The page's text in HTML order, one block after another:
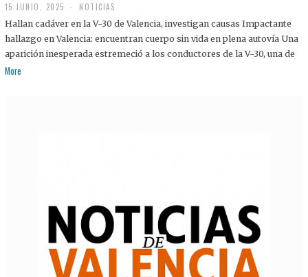
15 JUNIO, 2025 NOTICIAS
Hallan cadáver en la V-30 de Valencia, investigan causas Impactante
hallazgo en Valencia: encuentran cuerpo sin vida en plena autovía Una
aparición inesperada estremeció a los conductores de la V-30, una de
More